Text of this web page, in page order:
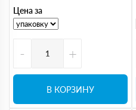
Цена за
- +
В КОРЗИНУ